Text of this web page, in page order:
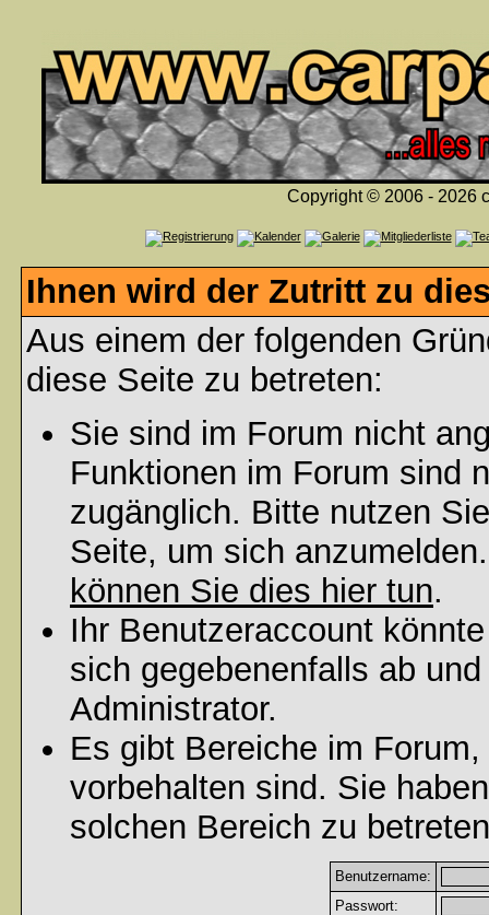
Copyright © 2006 - 2026
Ihnen wird der Zutritt zu
Aus einem der folgenden
diese Seite zu betreten:
Sie sind im Forum nicht
Funktionen im Forum sind
zugänglich. Bitte nutzen
Seite, um sich
können Sie dies hier tun.
Ihr Benutzeraccount
sich gegebenenfalls ab
Administrator.
Es gibt Bereiche im
vorbehalten sind. Sie
solchen Bereich zu
Benutzername:
Passwort: